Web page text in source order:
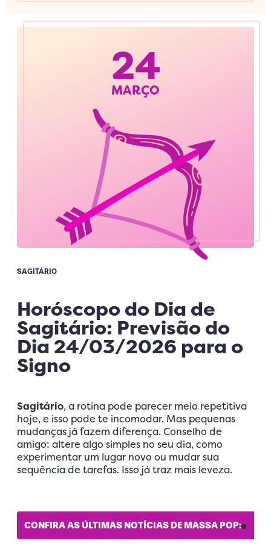
24
MARÇO
SAGITÁRIO
Horóscopo do Dia de
Sagitário: Previsão do
Dia 24/03/2026 para o
Signo
Sagitário, a rotina pode parecer meio repetitiva
hoje, e isso pode te incomodar. Mas pequenas
mudanças já fazem diferença. Conselho de
amigo: altere algo simples no seu dia, como
experimentar um lugar novo ou mudar sua
sequência de tarefas. Isso já traz mais leveza.
CONFIRA AS ÚLTIMAS NOTÍCIAS DE MASSA POP: